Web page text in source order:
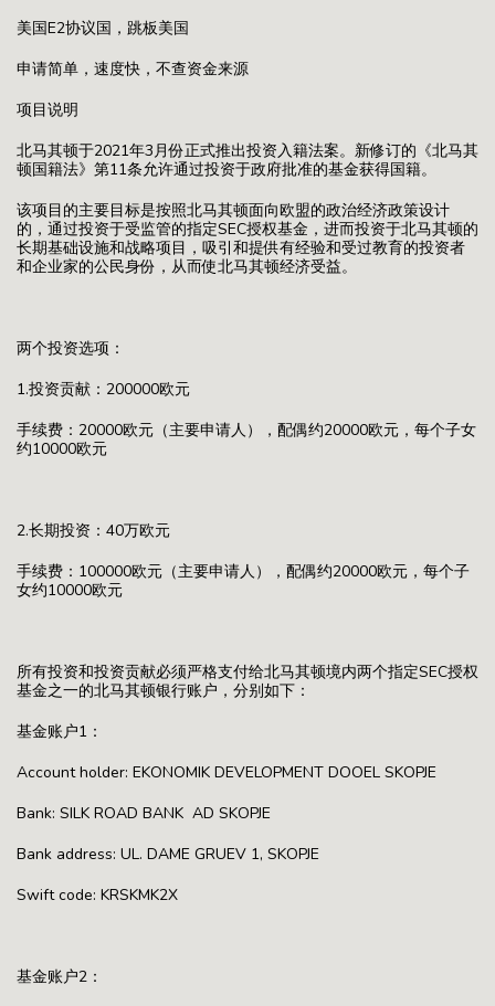
美国E2协议国，跳板美国
申请简单，速度快，不查资金来源
项目说明
北马其顿于2021年3月份正式推出投资入籍法案。新修订的《北马其
顿国籍法》第11条允许通过投资于政府批准的基金获得国籍。
该项目的主要目标是按照北马其顿面向欧盟的政治经济政策设计
的，通过投资于受监管的指定SEC授权基金，进而投资于北马其顿的
长期基础设施和战略项目，吸引和提供有经验和受过教育的投资者
和企业家的公民身份，从而使北马其顿经济受益。
两个投资选项：
1.投资贡献：200000欧元
手续费：20000欧元（主要申请人），配偶约20000欧元，每个子女
约10000欧元
2.长期投资：40万欧元
手续费：100000欧元（主要申请人），配偶约20000欧元，每个子
女约10000欧元
所有投资和投资贡献必须严格支付给北马其顿境内两个指定SEC授权
基金之一的北马其顿银行账户，分别如下：
基金账户1：
Account holder: EKONOMIK DEVELOPMENT DOOEL SKOPJE
Bank: SILK ROAD BANK AD SKOPJE
Bank address: UL. DAME GRUEV 1, SKOPJE
Swift code: KRSKMK2X
基金账户2：